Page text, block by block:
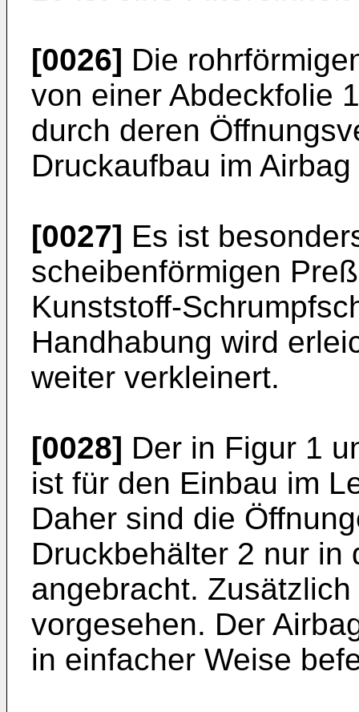
[0026] Die
von einer Abdeckfolie
durch deren
Druckaufbau im
[0027] Es ist
scheibenförmigen
Kunststoff-
Handhabung wird
weiter verkleinert.
[0028] Der in Figur 1
ist für den Einbau im
Daher sind die
Druckbehälter 2 nur in
angebracht.
vorgesehen. Der
in einfacher Weise